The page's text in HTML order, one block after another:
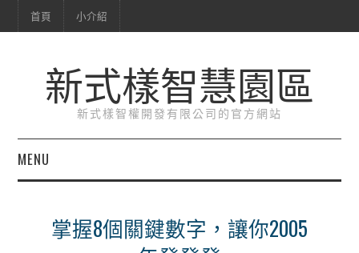
首頁 小介紹
新式樣智慧園區
新式樣智權開發有限公司的官方網站
MENU
小介紹
掌握8個關鍵數字，讓你2005